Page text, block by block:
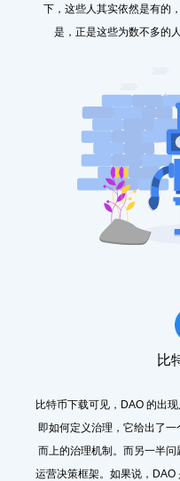
下，这些人其实依然是有的
是，正是这些为数不多的
比
比特币下载可见，DAO 的出
即如何定义治理，它给出了
而上的治理机制。而另一半
运营决策框架。如果说，DAO